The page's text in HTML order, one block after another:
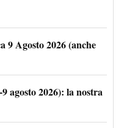
9 Agosto 2026 (anche
agosto 2026): la nostra